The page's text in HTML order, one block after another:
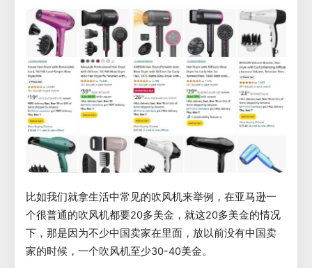
比如我们就拿生活中常见的吹风机来举例，在亚马逊一
个很普通的吹风机都要20多美金，就这20多美金的情况
下，那是因为不少中国卖家在里面，放以前没有中国卖
家的时候，一个吹风机至少30-40美金。